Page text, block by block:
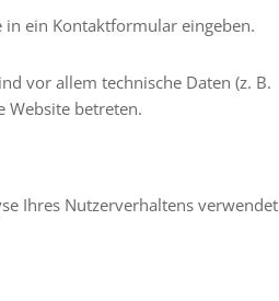
in ein Kontaktformular eingeben.
vor allem technische Daten (z. B.
Website betreten.
Ihres Nutzerverhaltens verwendet